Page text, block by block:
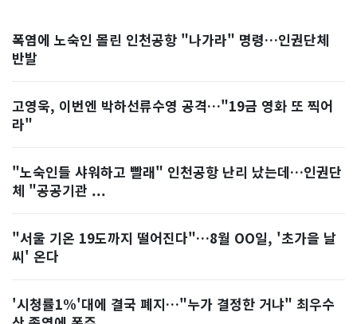
폭염에 노숙인 몰린 인천공항 "나가라" 명령…인권단체
반발
고영욱, 이번엔 박하선류수영 공격…"19금 영화 또 찍어
라"
"노숙인들 샤워하고 빨래" 인천공항 난리 났는데…인권단
체 "공공기관 ...
"서울 기온 19도까지 떨어진다"…8월 OO일, '초가을 날
씨' 온다
'시청률1%'대에 결국 폐지…"누가 결정한 거냐" 최우수